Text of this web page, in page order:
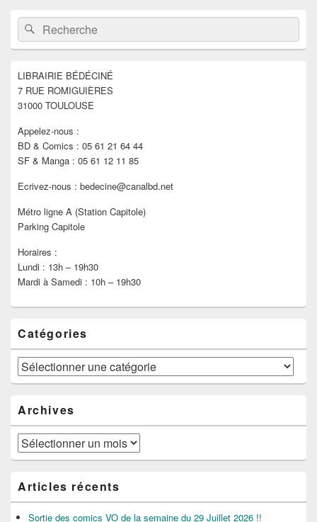
Zone
principale
de
widget
barre
latérale
Recherche :Rechercher
LIBRAIRIE BÉDÉCINÉ
7 RUE ROMIGUIÈRES
31000 TOULOUSE
Appelez-nous :
BD & Comics : 05 61 21 64 44
SF & Manga : 05 61 12 11 85
Ecrivez-nous : bedecine@canalbd.net
Métro ligne A (Station Capitole)
Parking Capitole
Horaires :
Lundi : 13h – 19h30
Mardi à Samedi : 10h – 19h30
Catégories
Catégories
Archives
Archives
Articles récents
Sortie des comics VO de la semaine du 29 Juillet 2026 !!